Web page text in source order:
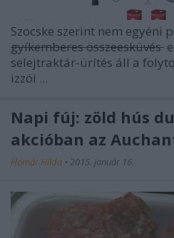
Szocske szerint nem egyéni
gyíkemberes összeesküvés
selejtraktár-ürítés áll a
izzói ...
Napi fúj: zöld hús
akcióban az
Homár Hilda • 2015. január 16.